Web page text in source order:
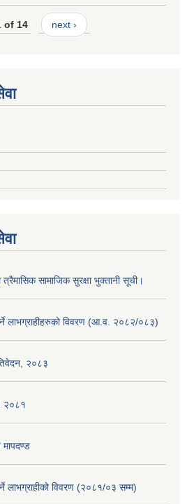
of 14 next ›
सामाजिक सुरक्षा भुक्तानी सूची।
गर्ने लाभग्राहीहरुको विवरण (आ.व. २०८२/०८३)
२०८३
२०८१
मापदण्ड
लाभग्राहीको विवरण (२०८१/०३ सम्म)